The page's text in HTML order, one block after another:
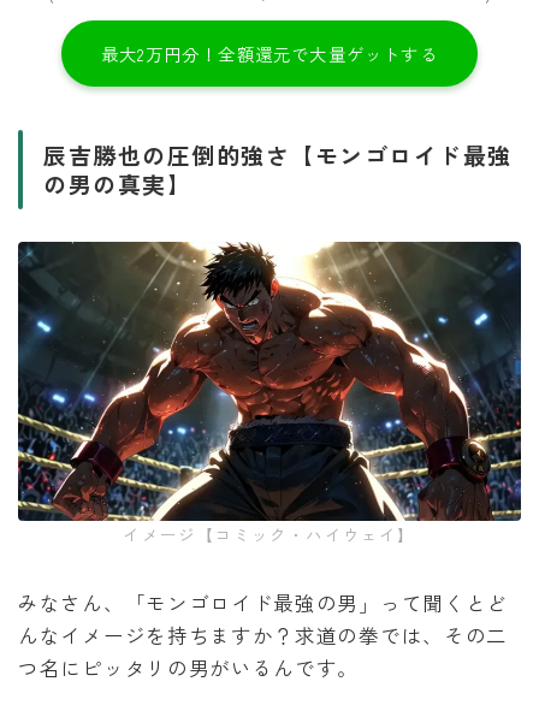
最大2万円分！全額還元で大量ゲットする
辰吉勝也の圧倒的強さ【モンゴロイド最強
の男の真実】
イメージ【コミック・ハイウェイ】
みなさん、「モンゴロイド最強の男」って聞くとど
んなイメージを持ちますか？求道の拳では、その二
つ名にピッタリの男がいるんです。